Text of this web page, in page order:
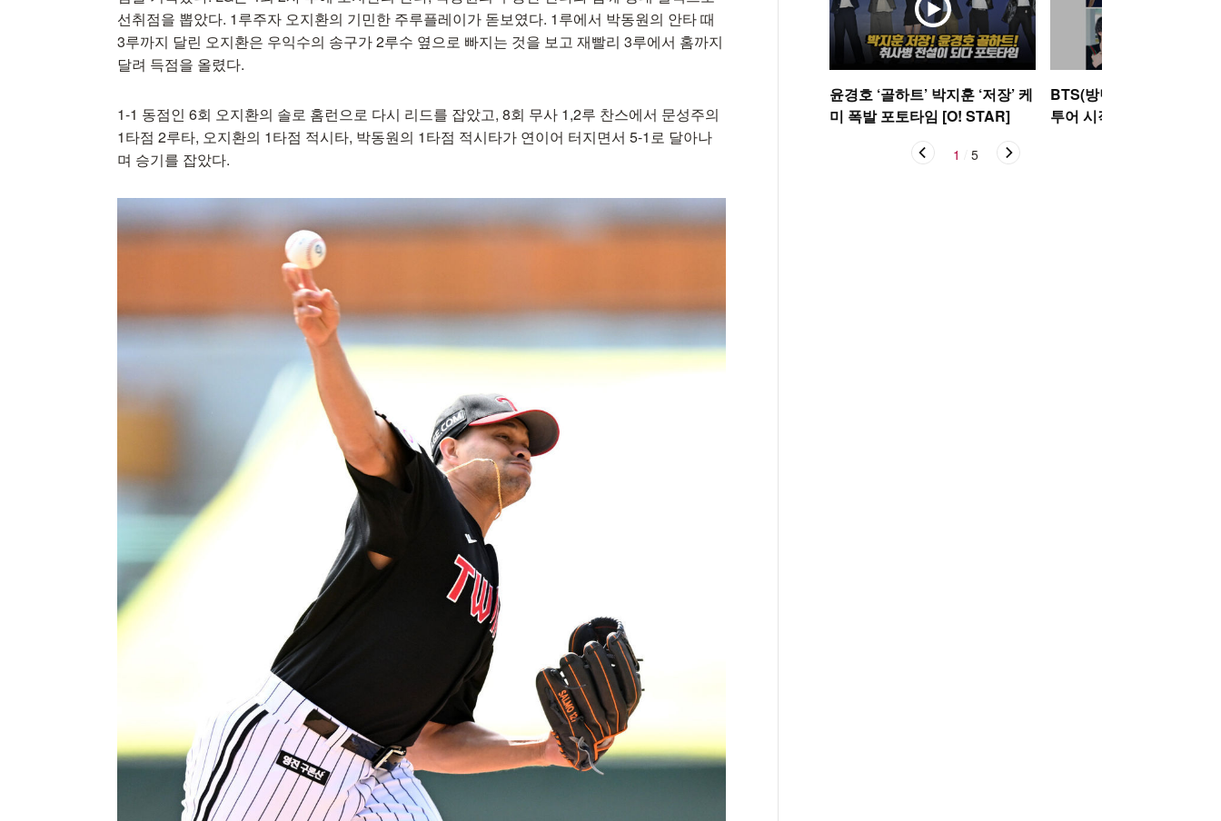
선취점을 뽑았다. 1루주자 오지환의 기민한 주루플레이가 돋보였다. 1루에서 박동원의 안타 때
3루까지 달린 오지환은 우익수의 송구가 2루수 옆으로 빠지는 것을 보고 재빨리 3루에서 홈까지
달려 득점을 올렸다.
1-1 동점인 6회 오지환의 솔로 홈런으로 다시 리드를 잡았고, 8회 무사 1,2루 찬스에서 문성주의
1타점 2루타, 오지환의 1타점 적시타, 박동원의 1타점 적시타가 연이어 터지면서 5-1로 달아나
며 승기를 잡았다.
윤경호 ‘골하트’ 박지훈 ‘저장’ 케
미 폭발 포토타임 [O! STAR]
BTS(방탄소년단), 아리랑
투어 시작 [O! STAR]
1 5